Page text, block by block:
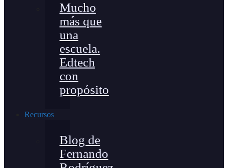
Mucho
más que
una
escuela.
Edtech
con
propósito
Recursos
Blog de
Fernando